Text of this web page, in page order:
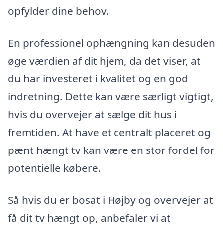
opfylder dine behov.
En professionel ophængning kan desuden
øge værdien af ​​dit hjem, da det viser, at
du har investeret i kvalitet og en god
indretning. Dette kan være særligt vigtigt,
hvis du overvejer at sælge dit hus i
fremtiden. At have et centralt placeret og
pænt hængt tv kan være en stor fordel for
potentielle købere.
Så hvis du er bosat i Højby og overvejer at
få dit tv hængt op, anbefaler vi at